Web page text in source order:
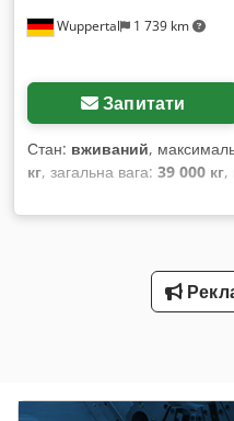
Wuppertal 1 739 km
Запитати
Стан: вживаний,
кг, загальна вага: 39 000 кг,
11/2025, довжина